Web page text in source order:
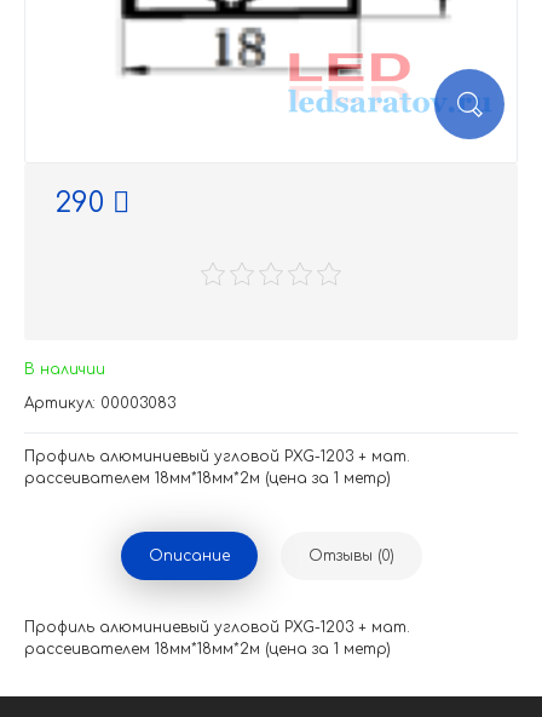
290
В наличии
Артикул: 00003083
Профиль алюминиевый угловой PXG-1203 + мат.
рассеивателем 18мм*18мм*2м (цена за 1 метр)
Описание Отзывы (0)
Профиль алюминиевый угловой PXG-1203 + мат.
рассеивателем 18мм*18мм*2м (цена за 1 метр)